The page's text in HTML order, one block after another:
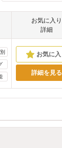
お気に入り
詳細
詳細を見る